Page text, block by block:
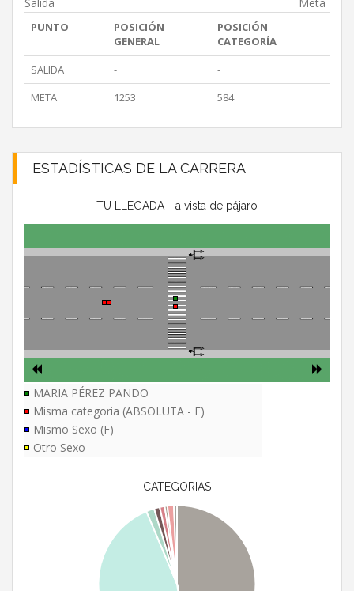
Salida Meta
PUNTO
POSICIÓN
GENERAL
POSICIÓN
CATEGORÍA
SALIDA
-
-
META
1253 584
ESTADÍSTICAS DE LA CARRERA
TU LLEGADA - a vista de pájaro
MARIA PÉREZ PANDO
Misma categoria (ABSOLUTA - F)
Mismo Sexo (F)
Otro Sexo
CATEGORIAS